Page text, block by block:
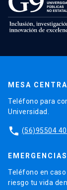
MESA
Teléfono para
Universidad.
phone (56)95504
Teléfono en
riesgo tu vida